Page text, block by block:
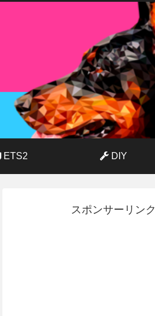
ETS2 DIY
スポンサーリンク